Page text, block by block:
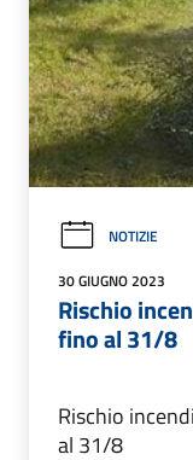
NOTIZIE
30 GIUGNO 2023
Rischio
fino al 31/8
Rischio
al 31/8